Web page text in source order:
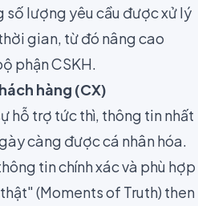
lượng yêu cầu được xử lý
gian, từ đó nâng cao
phận CSKH.
hàng (CX)
hỗ trợ tức thì, thông tin nhất
càng được cá nhân hóa.
tin chính xác và phù hợp
(Moments of Truth) then